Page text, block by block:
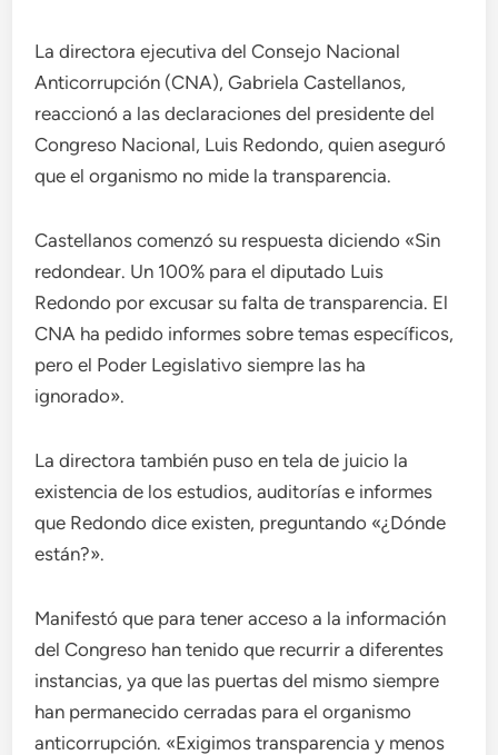
La directora ejecutiva del Consejo Nacional
Anticorrupción (CNA), Gabriela Castellanos,
reaccionó a las declaraciones del presidente del
Congreso Nacional, Luis Redondo, quien aseguró
que el organismo no mide la transparencia.
Castellanos comenzó su respuesta diciendo «Sin
redondear. Un 100% para el diputado Luis
Redondo por excusar su falta de transparencia. El
CNA ha pedido informes sobre temas específicos,
pero el Poder Legislativo siempre las ha
ignorado».
La directora también puso en tela de juicio la
existencia de los estudios, auditorías e informes
que Redondo dice existen, preguntando «¿Dónde
están?».
Manifestó que para tener acceso a la información
del Congreso han tenido que recurrir a diferentes
instancias, ya que las puertas del mismo siempre
han permanecido cerradas para el organismo
anticorrupción. «Exigimos transparencia y menos